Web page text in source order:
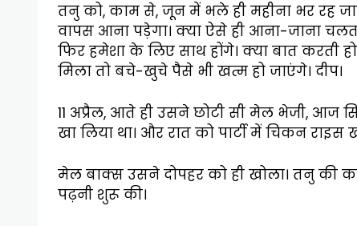
तनु को, काम से, जून में भले ही महीना भर रह
वापस आना पड़ेगा। क्या ऐसे ही आना-जाना
फिर हमेशा के लिए साथ होंगे। क्या बात करती
मिला तो बचे-खुचे पैसे भी खत्म हो जाएंगे। दीप।
11 अप्रैल, आते ही उसने छोटी सी मेल भेजी, आज
खा लिया था। और रात को पार्टी में चिकन राइस
मेल बाक्स उसने दोपहर को ही खोला। तनु की
पढ़नी शुरू की।